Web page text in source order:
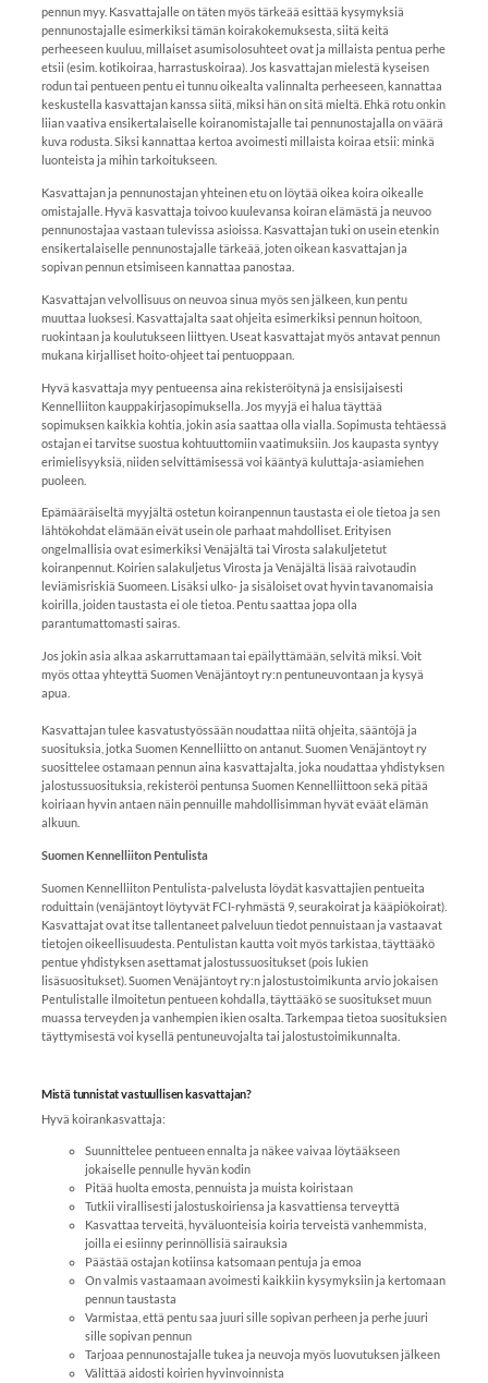
pennun myy. Kasvattajalle on täten myös tärkeää esittää kysymyksiä
pennunostajalle esimerkiksi tämän koirakokemuksesta, siitä keitä
perheeseen kuuluu, millaiset asumisolosuhteet ovat ja millaista pentua perhe
etsii (esim. kotikoiraa, harrastuskoiraa). Jos kasvattajan mielestä kyseisen
rodun tai pentueen pentu ei tunnu oikealta valinnalta perheeseen, kannattaa
keskustella kasvattajan kanssa siitä, miksi hän on sitä mieltä. Ehkä rotu onkin
liian vaativa ensikertalaiselle koiranomistajalle tai pennunostajalla on väärä
kuva rodusta. Siksi kannattaa kertoa avoimesti millaista koiraa etsii: minkä
luonteista ja mihin tarkoitukseen.
Kasvattajan ja pennunostajan yhteinen etu on löytää oikea koira oikealle
omistajalle. Hyvä kasvattaja toivoo kuulevansa koiran elämästä ja neuvoo
pennunostajaa vastaan tulevissa asioissa. Kasvattajan tuki on usein etenkin
ensikertalaiselle pennunostajalle tärkeää, joten oikean kasvattajan ja
sopivan pennun etsimiseen kannattaa panostaa.
Kasvattajan velvollisuus on neuvoa sinua myös sen jälkeen, kun pentu
muuttaa luoksesi. Kasvattajalta saat ohjeita esimerkiksi pennun hoitoon,
ruokintaan ja koulutukseen liittyen. Useat kasvattajat myös antavat pennun
mukana kirjalliset hoito-ohjeet tai pentuoppaan.
Hyvä kasvattaja myy pentueensa aina rekisteröitynä ja ensisijaisesti
Kennelliiton kauppakirjasopimuksella. Jos myyjä ei halua täyttää
sopimuksen kaikkia kohtia, jokin asia saattaa olla vialla. Sopimusta tehtäessä
ostajan ei tarvitse suostua kohtuuttomiin vaatimuksiin. Jos kaupasta syntyy
erimielisyyksiä, niiden selvittämisessä voi kääntyä kuluttaja-asiamiehen
puoleen.
Epämääräiseltä myyjältä ostetun koiranpennun taustasta ei ole tietoa ja sen
lähtökohdat elämään eivät usein ole parhaat mahdolliset. Erityisen
ongelmallisia ovat esimerkiksi Venäjältä tai Virosta salakuljetetut
koiranpennut. Koirien salakuljetus Virosta ja Venäjältä lisää raivotaudin
leviämisriskiä Suomeen. Lisäksi ulko- ja sisäloiset ovat hyvin tavanomaisia
koirilla, joiden taustasta ei ole tietoa. Pentu saattaa jopa olla
parantumattomasti sairas.
Jos jokin asia alkaa askarruttamaan tai epäilyttämään, selvitä miksi. Voit
myös ottaa yhteyttä Suomen Venäjäntoyt ry:n pentuneuvontaan ja kysyä
apua.
Kasvattajan tulee kasvatustyössään noudattaa niitä ohjeita, sääntöjä ja
suosituksia, jotka Suomen Kennelliitto on antanut. Suomen Venäjäntoyt ry
suosittelee ostamaan pennun aina kasvattajalta, joka noudattaa yhdistyksen
jalostussuosituksia, rekisteröi pentunsa Suomen Kennelliittoon sekä pitää
koiriaan hyvin antaen näin pennuille mahdollisimman hyvät eväät elämän
alkuun.
Suomen Kennelliiton Pentulista
Suomen Kennelliiton Pentulista-palvelusta löydät kasvattajien pentueita
roduittain (venäjäntoyt löytyvät FCI-ryhmästä 9, seurakoirat ja kääpiökoirat).
Kasvattajat ovat itse tallentaneet palveluun tiedot pennuistaan ja vastaavat
tietojen oikeellisuudesta. Pentulistan kautta voit myös tarkistaa, täyttääkö
pentue yhdistyksen asettamat jalostussuositukset (pois lukien
lisäsuositukset). Suomen Venäjäntoyt ry:n jalostustoimikunta arvio jokaisen
Pentulistalle ilmoitetun pentueen kohdalla, täyttääkö se suositukset muun
muassa terveyden ja vanhempien ikien osalta. Tarkempaa tietoa suosituksien
täyttymisestä voi kysellä pentuneuvojalta tai jalostustoimikunnalta.
Mistä tunnistat vastuullisen kasvattajan?
Hyvä koirankasvattaja:
Suunnittelee pentueen ennalta ja näkee vaivaa löytääkseen
jokaiselle pennulle hyvän kodin
Pitää huolta emosta, pennuista ja muista koiristaan
Tutkii virallisesti jalostuskoiriensa ja kasvattiensa terveyttä
Kasvattaa terveitä, hyväluonteisia koiria terveistä vanhemmista,
joilla ei esiinny perinnöllisiä sairauksia
Päästää ostajan kotiinsa katsomaan pentuja ja emoa
On valmis vastaamaan avoimesti kaikkiin kysymyksiin ja kertomaan
pennun taustasta
Varmistaa, että pentu saa juuri sille sopivan perheen ja perhe juuri
sille sopivan pennun
Tarjoaa pennunostajalle tukea ja neuvoja myös luovutuksen jälkeen
Välittää aidosti koirien hyvinvoinnista